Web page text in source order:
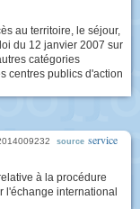
au territoire, le séjour,
du 12 janvier 2007 sur
catégories
centres publics d'action
source service
à la procédure
l'échange international